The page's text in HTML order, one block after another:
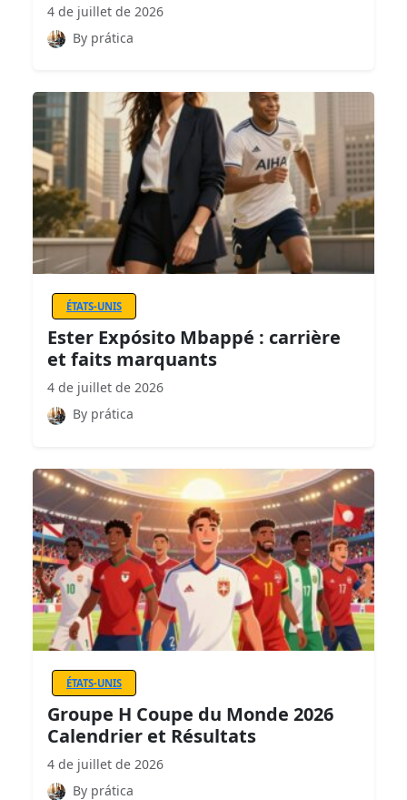
4 de juillet de 2026
By prática
ÉTATS-UNIS
Ester Expósito Mbappé : carrière
et faits marquants
4 de juillet de 2026
By prática
ÉTATS-UNIS
Groupe H Coupe du Monde 2026
Calendrier et Résultats
4 de juillet de 2026
By prática